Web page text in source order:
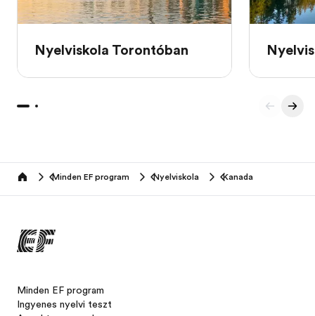
Nyelviskola Torontóban
home Minden EF program Nyelviskola Kanada
Minden EF program
Ingyenes nyelvi teszt